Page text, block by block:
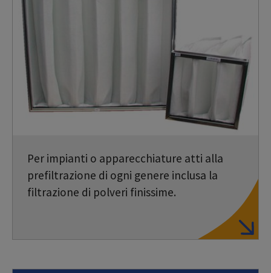
Per impianti o apparecchiature atti alla
prefiltrazione di ogni genere inclusa la
filtrazione di polveri finissime.